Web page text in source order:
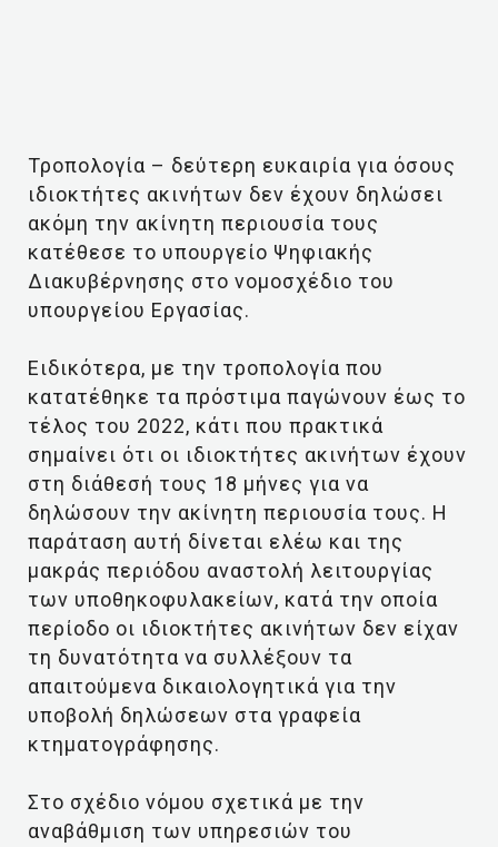
Τροπολογία – δεύτερη ευκαιρία για όσους
ιδιοκτήτες ακινήτων δεν έχουν δηλώσει
ακόμη την ακίνητη περιουσία τους
κατέθεσε το υπουργείο Ψηφιακής
Διακυβέρνησης στο νομοσχέδιο του
υπουργείου Εργασίας.
Ειδικότερα, με την τροπολογία που
κατατέθηκε τα πρόστιμα παγώνουν έως το
τέλος του 2022, κάτι που πρακτικά
σημαίνει ότι οι ιδιοκτήτες ακινήτων έχουν
στη διάθεσή τους 18 μήνες για να
δηλώσουν την ακίνητη περιουσία τους. Η
παράταση αυτή δίνεται ελέω και της
μακράς περιόδου αναστολή λειτουργίας
των υποθηκοφυλακείων, κατά την οποία
περίοδο οι ιδιοκτήτες ακινήτων δεν είχαν
τη δυνατότητα να συλλέξουν τα
απαιτούμενα δικαιολογητικά για την
υποβολή δηλώσεων στα γραφεία
κτηματογράφησης.
Στο σχέδιο νόμου σχετικά με την
αναβάθμιση των υπηρεσιών του